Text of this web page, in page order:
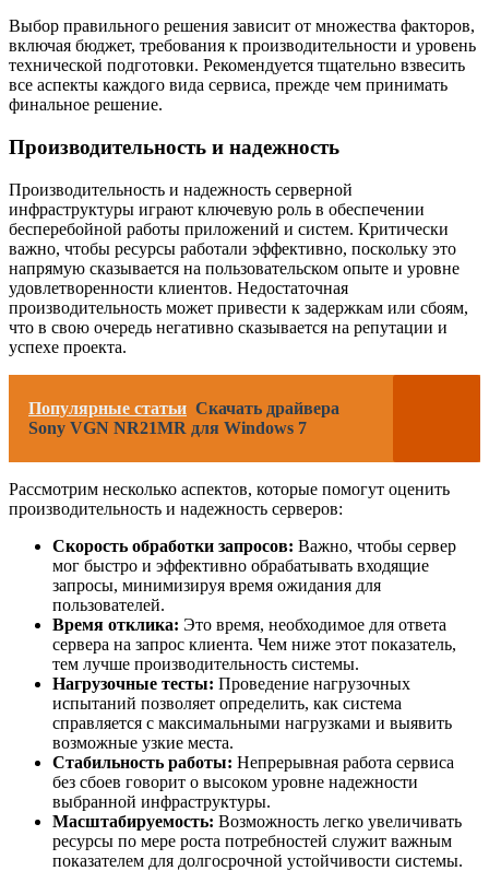
Выбор правильного решения зависит от множества факторов,
включая бюджет, требования к производительности и уровень
технической подготовки. Рекомендуется тщательно взвесить
все аспекты каждого вида сервиса, прежде чем принимать
финальное решение.
Производительность и надежность
Производительность и надежность серверной
инфраструктуры играют ключевую роль в обеспечении
бесперебойной работы приложений и систем. Критически
важно, чтобы ресурсы работали эффективно, поскольку это
напрямую сказывается на пользовательском опыте и уровне
удовлетворенности клиентов. Недостаточная
производительность может привести к задержкам или сбоям,
что в свою очередь негативно сказывается на репутации и
успехе проекта.
Популярные статьи Скачать драйвера
Sony VGN NR21MR для Windows 7
Рассмотрим несколько аспектов, которые помогут оценить
производительность и надежность серверов:
Скорость обработки запросов: Важно, чтобы сервер
мог быстро и эффективно обрабатывать входящие
запросы, минимизируя время ожидания для
пользователей.
Время отклика: Это время, необходимое для ответа
сервера на запрос клиента. Чем ниже этот показатель,
тем лучше производительность системы.
Нагрузочные тесты: Проведение нагрузочных
испытаний позволяет определить, как система
справляется с максимальными нагрузками и выявить
возможные узкие места.
Стабильность работы: Непрерывная работа сервиса
без сбоев говорит о высоком уровне надежности
выбранной инфраструктуры.
Масштабируемость: Возможность легко увеличивать
ресурсы по мере роста потребностей служит важным
показателем для долгосрочной устойчивости системы.